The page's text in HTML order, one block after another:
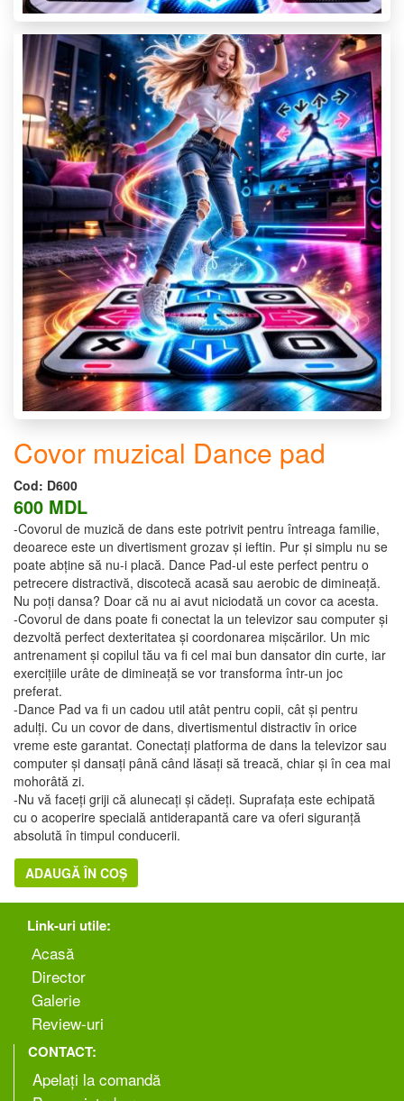
Covor muzical Dance pad
Cod: D600
600 MDL
-Covorul de muzică de dans este potrivit pentru întreaga familie,
deoarece este un divertisment grozav și ieftin. Pur și simplu nu se
poate abține să nu-i placă. Dance Pad-ul este perfect pentru o
petrecere distractivă, discotecă acasă sau aerobic de dimineață.
Nu poți dansa? Doar că nu ai avut niciodată un covor ca acesta.
-Covorul de dans poate fi conectat la un televizor sau computer și
dezvoltă perfect dexteritatea și coordonarea mișcărilor. Un mic
antrenament și copilul tău va fi cel mai bun dansator din curte, iar
exercițiile urâte de dimineață se vor transforma într-un joc
preferat.
-Dance Pad va fi un cadou util atât pentru copii, cât și pentru
adulți. Cu un covor de dans, divertismentul distractiv în orice
vreme este garantat. Conectați platforma de dans la televizor sau
computer și dansați până când lăsați să treacă, chiar și în cea mai
mohorâtă zi.
-Nu vă faceți griji că alunecați și cădeți. Suprafața este echipată
cu o acoperire specială antiderapantă care va oferi siguranță
absolută în timpul conducerii.
ADAUGĂ ÎN COȘ
Link-uri utile:
Аcasă
Director
Galerie
Review-uri
CONTACT:
Apelați la comandă